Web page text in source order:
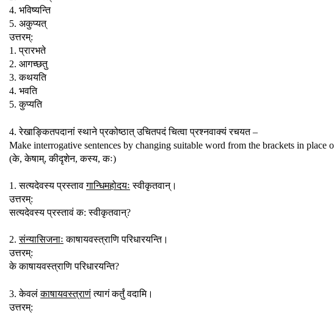
4. भविष्यन्ति
5. अकुप्यत्
उत्तरम्:
1. प्रारभते
2. आगच्छतु
3. कथयति
4. भवति
5. कुप्यति
4. रेखाङ्कितपदानां स्थाने प्रकोष्ठात् उचितपदं चित्वा प्रश्नवाक्यं रचयत –
Make interrogative sentences by changing suitable word from the brackets in place
(के, केषाम्, कीदृशेन, कस्य, कः)
1. सत्यदेवस्य प्रस्तावगान्धिमहोदयः स्वीकृतवान्।
उत्तरम्:
सत्यदेवस्य प्रस्तावं क: स्वीकृतवान्?
2.संन्यासिजनाः काषायवस्त्राणि परिधारयन्ति।
उत्तरम्:
के काषायवस्त्राणि परिधारयन्ति?
3. केवलंकाषायवस्त्राणंत्यागं कर्तुं वदामि।
उत्तरम्: